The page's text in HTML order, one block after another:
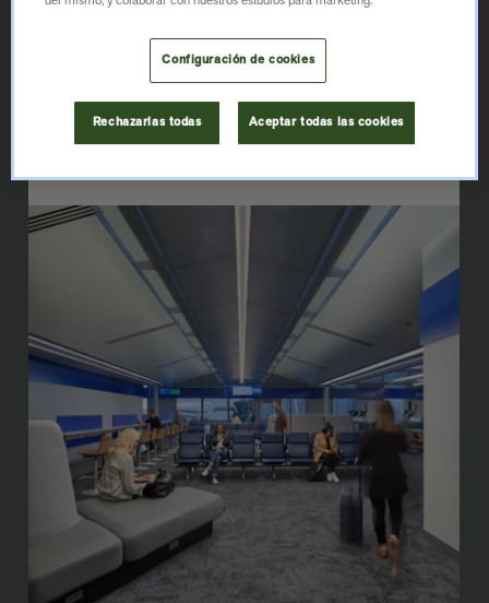
mucho tránsito.Configuración de cookies
Rechazarlas todas Aceptar todas las cookies